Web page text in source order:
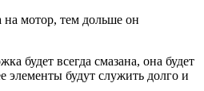
на мотор, тем дольше он
будет всегда смазана, она будет
элементы будут служить долго и